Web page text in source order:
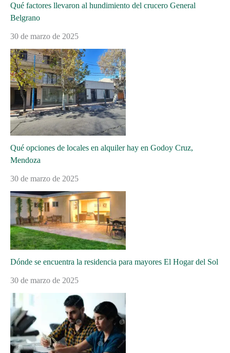
Qué factores llevaron al hundimiento del crucero General
Belgrano
30 de marzo de 2025
Qué opciones de locales en alquiler hay en Godoy Cruz,
Mendoza
30 de marzo de 2025
Dónde se encuentra la residencia para mayores El Hogar del Sol
30 de marzo de 2025